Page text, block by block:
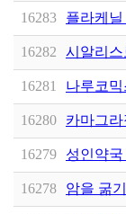
16283 플라케
16282 시알리
16281 나루코
16280 카마그
16279 성인약
16278 암을 굶